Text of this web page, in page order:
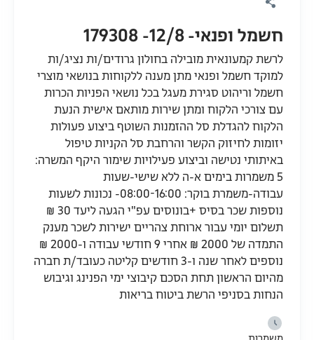
חשמל ופנאי- 12/8- 179308
לרשת קמעונאית מובילה בחולון גרודים/ות נציג/ות
למוקד חשמל ופנאי מתן מענה ללקוחות בנושאי מוצרי
חשמל וריהוט סגירת מעגל בכל נושאי הפניות הכרות
עם צורכי הלקוח ומתן שירות מותאם אישית הנעת
הלקוח להגדלת סל ההזמנות השוטף ביצוע פעולות
יזומות לחיזוק הקשר והרחבת סל הקניות טיפול
באיתותי נטישה וביצוע פעילויות שימור היקף המשרה:
5 משמרות בימים א-ה ללא שישי-שעות
עבודה-משמרת בוקר: 08:00-16:00- נכונות לשעות
נוספות שכר בסיס +בונוסים עפ"י הגעה ליעד 30 ₪
תשלום יומי עבור ארוחת צהריים ישירות לשכר מענק
התמדה של 2000 ₪ אחרי 9 חודשי עבודה ו-2000 ₪
נוספים לאחר שנה ו-3 חודשים קליטה כעובד/ת חברה
מהיום הראשון תחת הסכם קיבוצי ימי הפנינג וגיבוש
הנחות בסניפי הרשת ביטוח בריאות